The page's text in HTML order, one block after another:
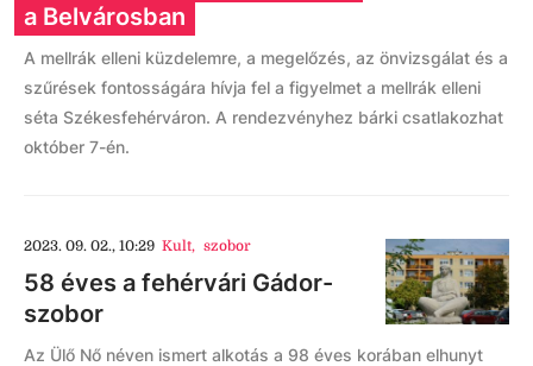
a Belvárosban
A mellrák elleni küzdelemre, a megelőzés, az önvizsgálat és a
szűrések fontosságára hívja fel a figyelmet a mellrák elleni
séta Székesfehérváron. A rendezvényhez bárki csatlakozhat
október 7-én.
2023. 09. 02., 10:29 Kult, szobor
58 éves a fehérvári Gádor-
szobor
Az Ülő Nő néven ismert alkotás a 98 éves korában elhunyt